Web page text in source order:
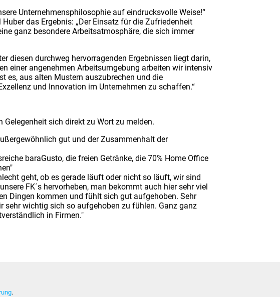
Unternehmensphilosophie auf eindrucksvolle Weise!“
das Ergebnis: „Der Einsatz für die Zufriedenheit
ganz besondere Arbeitsatmosphäre, die sich immer
diesen durchweg hervorragenden Ergebnissen liegt darin,
einer angenehmen Arbeitsumgebung arbeiten wir intensiv
es, aus alten Mustern auszubrechen und die
und Innovation im Unternehmen zu schaffen.“
sich direkt zu Wort zu melden.
gut und der Zusammenhalt der
baraGusto, die freien Getränke, die 70% Home Office
geht, ob es gerade läuft oder nicht so läuft, wir sind
FK´s hervorheben, man bekommt auch hier sehr viel
Dingen kommen und fühlt sich gut aufgehoben. Sehr
sehr wichtig sich so aufgehoben zu fühlen. Ganz ganz
in Firmen."
.